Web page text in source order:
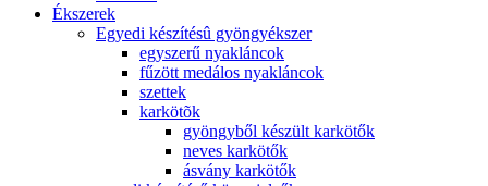
Ékszerek
Egyedi készítésû gyöngyékszer
egyszerű nyakláncok
fűzött medálos nyakláncok
szettek
karkötõk
gyöngyből készült karkötők
neves karkötők
ásvány karkötők